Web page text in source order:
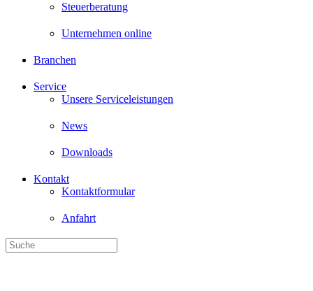
Steuerberatung
Unternehmen online
Branchen
Service
Unsere Serviceleistungen
News
Downloads
Kontakt
Kontaktformular
Anfahrt